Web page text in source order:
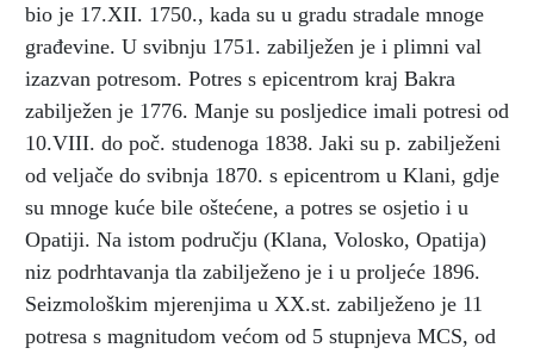
bio je 17.XII. 1750., kada su u gradu stradale mnoge
građevine. U svibnju 1751. zabilježen je i plimni val
izazvan potresom. Potres s epicentrom kraj Bakra
zabilježen je 1776. Manje su posljedice imali potresi od
10.VIII. do poč. studenoga 1838. Jaki su p. zabilježeni
od veljače do svibnja 1870. s epicentrom u Klani, gdje
su mnoge kuće bile oštećene, a potres se osjetio i u
Opatiji. Na istom području (Klana, Volosko, Opatija)
niz podrhtavanja tla zabilježeno je i u proljeće 1896.
Seizmološkim mjerenjima u XX.st. zabilježeno je 11
potresa s magnitudom većom od 5 stupnjeva MCS, od